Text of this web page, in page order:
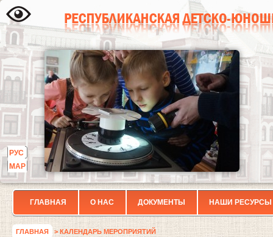
РУС
МАР
ГЛАВНАЯ О НАС ДОКУМЕНТЫ НАШИ РЕСУРСЫ
ГЛАВНАЯ > КАЛЕНДАРЬ МЕРОПРИЯТИЙ